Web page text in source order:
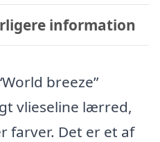
information
breeze”
vlieseline lærred,
farver. Det er et af